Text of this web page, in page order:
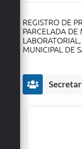
Contato
Secretarias
REGISTRO DE
PARCELADA DE
MUNICIPAL DE